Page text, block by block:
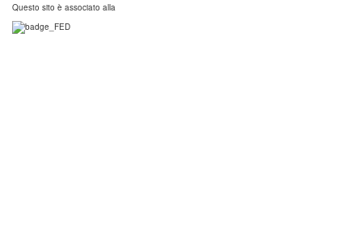
Questo sito è associato alla